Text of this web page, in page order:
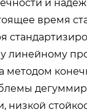
и
время
линейному
методом
низкой